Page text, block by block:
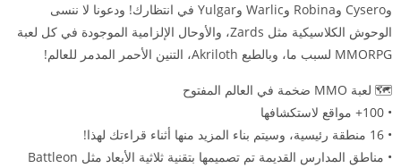
وCysero وRobina وWarlic وYulgar في انتظارك! ودعونا لا ننسى
الوحوش الكلاسيكية مثل Zards، والأوحال الإلزامية الموجودة في كل لعبة
MMORPG لسبب ما، وبالطبع Akriloth، التنين الأحمر المدمر للعالم!
🗺️ لعبة MMO ضخمة في العالم المفتوح
• 100+ مواقع لاستكشافها
• 16 منطقة رئيسية، وسيتم بناء المزيد منها أثناء قراءتك لهذا!
• مناطق المدارس القديمة تم تصميمها بتقنية ثلاثية الأبعاد مثل Battleon